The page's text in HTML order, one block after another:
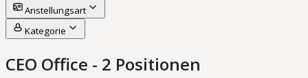
Anstellungsart
Kategorie
CEO Office - 2 Positionen